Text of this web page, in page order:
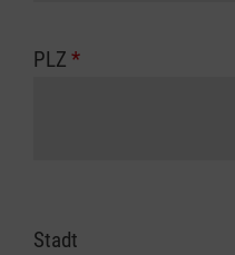
PLZ *
Stadt